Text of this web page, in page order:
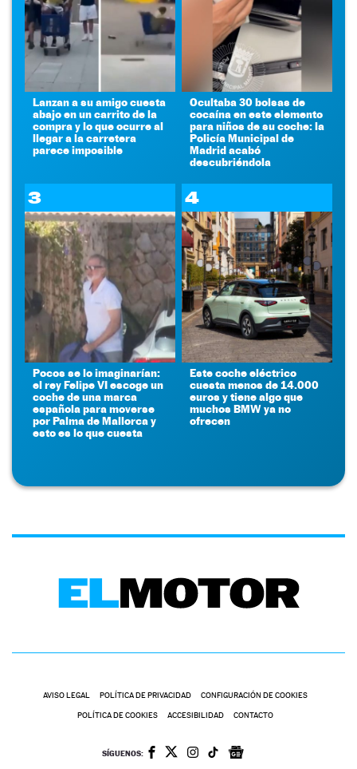
Lanzan a su amigo cuesta
abajo en un carrito de la
compra y lo que ocurre al
llegar a la carretera
parece imposible
Ocultaba 30 bolsas de
cocaína en este elemento
para niños de su coche: la
Policía Municipal de
Madrid acabó
descubriéndola
3
Pocos se lo imaginarían:
el rey Felipe VI escoge un
coche de una marca
española para moverse
por Palma de Mallorca y
esto es lo que cuesta
4
Este coche eléctrico
cuesta menos de 14.000
euros y tiene algo que
muchos BMW ya no
ofrecen
AVISO LEGAL POLÍTICA DE PRIVACIDAD CONFIGURACIÓN DE COOKIES
POLÍTICA DE COOKIES ACCESIBILIDAD CONTACTO
SÍGUENOS: